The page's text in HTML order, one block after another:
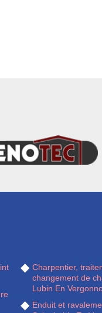
Charpentier,
changement de
Lubin En
Enduit et